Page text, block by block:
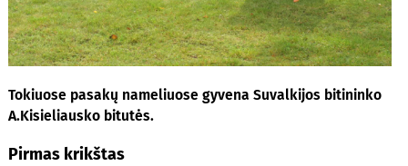
Tokiuose pasakų nameliuose gyvena Suvalkijos bitininko
A.Kisieliausko bitutės.
Pirmas krikštas